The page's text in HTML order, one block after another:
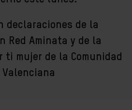
declaraciones de la
Red Aminata y de la
ti mujer de la Comunidad
Valenciana